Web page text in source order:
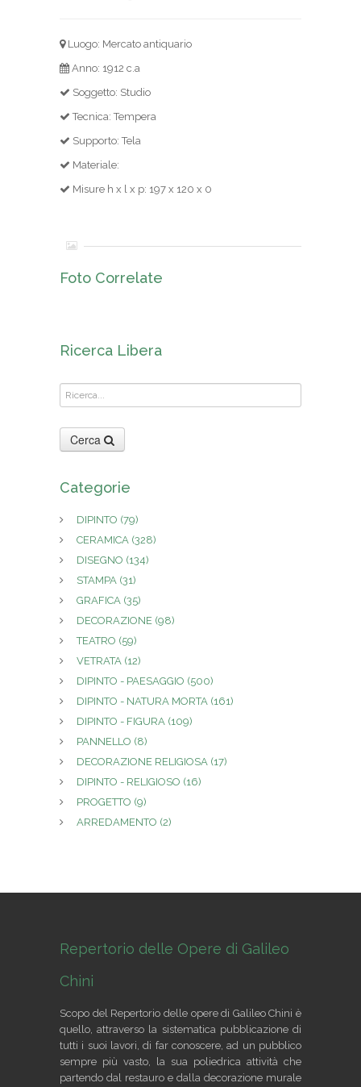
Luogo: Mercato antiquario
Anno: 1912 c.a
Soggetto: Studio
Tecnica: Tempera
Supporto: Tela
Materiale:
Misure h x l x p: 197 x 120 x 0
Foto Correlate
Ricerca Libera
Cerca
Categorie
DIPINTO (79)
CERAMICA (328)
DISEGNO (134)
STAMPA (31)
GRAFICA (35)
DECORAZIONE (98)
TEATRO (59)
VETRATA (12)
DIPINTO - PAESAGGIO (500)
DIPINTO - NATURA MORTA (161)
DIPINTO - FIGURA (109)
PANNELLO (8)
DECORAZIONE RELIGIOSA (17)
DIPINTO - RELIGIOSO (16)
PROGETTO (9)
ARREDAMENTO (2)
Repertorio delle Opere di Galileo
Chini
Scopo del Repertorio delle opere di Galileo Chini è
quello, attraverso la sistematica pubblicazione di
tutti i suoi lavori, di far conoscere, ad un pubblico
sempre più vasto, la sua poliedrica attività che
partendo dal restauro e dalla decorazione murale